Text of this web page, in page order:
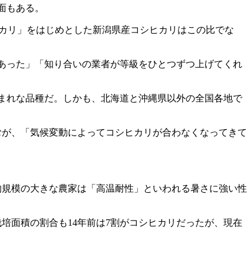
ある。
リ」をはじめとした新潟県産コシヒカリはこの比でな
た」「知り合いの業者が等級をひとつずつ上げてくれ
れな品種だ。しかも、北海道と沖縄県以外の全国各地で
、「気候変動によってコシヒカリが合わなくなってきて
模の大きな農家は「高温耐性」といわれる暑さに強い性
面積の割合も14年前は7割がコシヒカリだったが、現在